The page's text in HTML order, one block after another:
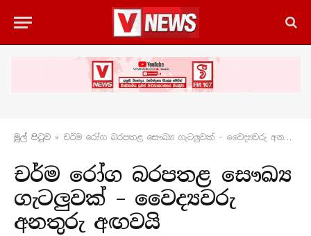
මුල් පිටු​ව » චර්ම රෝග බරපතළ සෞඛ්‍ය ගැටලුවක් – වෛද්‍යවරු අනතුරු අඟවයි
චර්ම රෝග බරපතළ සෞඛ්‍ය
ගැටලුවක් – වෛද්‍යවරු
අනතුරු අඟවයි